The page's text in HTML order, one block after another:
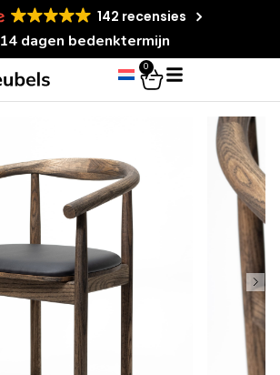
142 recensies
14 dagen bedenktermijn
0